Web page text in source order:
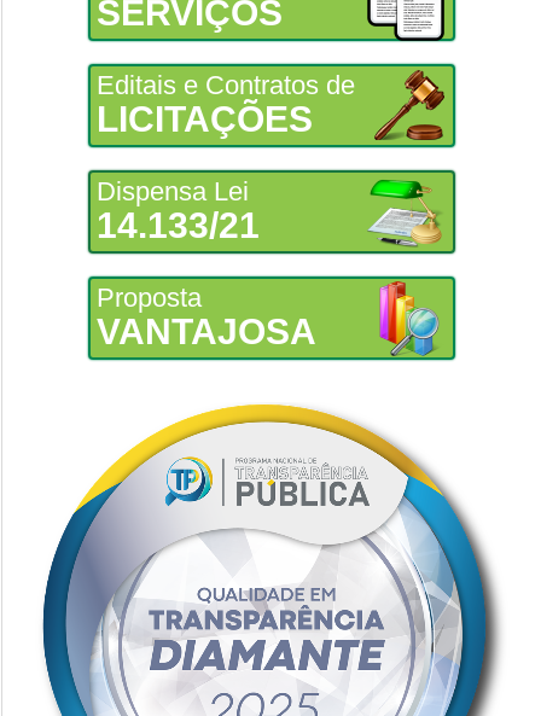
SERVIÇOS
Editais e Contratos de
LICITAÇÕES
Dispensa Lei
14.133/21
Proposta
VANTAJOSA